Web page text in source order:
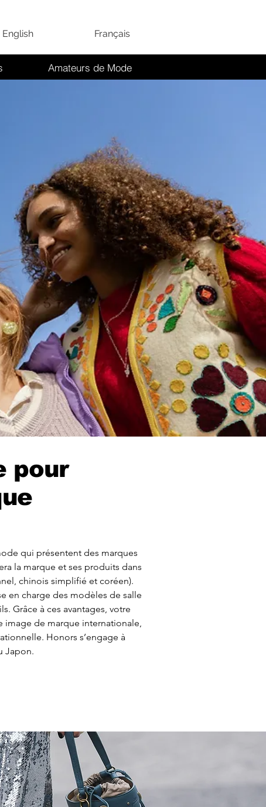
English Français
Amateurs de Mode
pour
qui présentent des marques
la marque et ses produits dans
chinois simplifié et coréen).
en charge des modèles de salle
Grâce à ces avantages, votre
de marque internationale,
Honors s’engage à
Japon.